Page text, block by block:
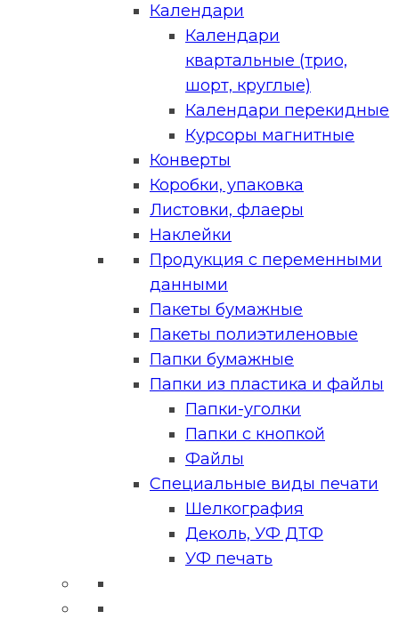
Календари
Календари
квартальные (трио,
шорт, круглые)
Календари перекидные
Курсоры магнитные
Конверты
Коробки, упаковка
Листовки, флаеры
Наклейки
Продукция с переменными
данными
Пакеты бумажные
Пакеты полиэтиленовые
Папки бумажные
Папки из пластика и файлы
Папки-уголки
Папки с кнопкой
Файлы
Специальные виды печати
Шелкография
Деколь, УФ ДТФ
УФ печать